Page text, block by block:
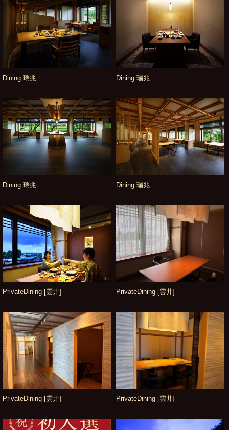
Dining 瑞兆 Dining 瑞兆
Dining 瑞兆 Dining 瑞兆
PrivateDining [雲井] PrivateDining [雲井]
PrivateDining [雲井] PrivateDining [雲井]